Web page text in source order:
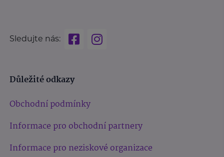
Sledujte nás:
Důležité odkazy
Obchodní podmínky
Informace pro obchodní partnery
Informace pro neziskové organizace